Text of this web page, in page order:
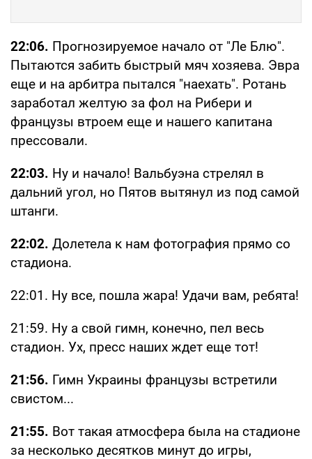
22:06. Прогнозируемое начало от "Ле Блю".
Пытаются забить быстрый мяч хозяева. Эвра
еще и на арбитра пытался "наехать". Ротань
заработал желтую за фол на Рибери и
французы втроем еще и нашего капитана
прессовали.
22:03. Ну и начало! Вальбуэна стрелял в
дальний угол, но Пятов вытянул из под самой
штанги.
22:02. Долетела к нам фотография прямо со
стадиона.
22:01. Ну все, пошла жара! Удачи вам, ребята!
21:59. Ну а свой гимн, конечно, пел весь
стадион. Ух, пресс наших ждет еще тот!
21:56. Гимн Украины французы встретили
свистом...
21:55. Вот такая атмосфера была на стадионе
за несколько десятков минут до игры,